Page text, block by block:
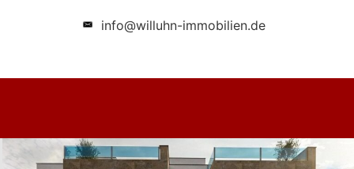
info@willuhn-immobilien.de